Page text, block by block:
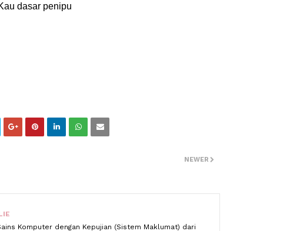
dasar penipu
NEWER
Komputer dengan Kepujian (Sistem Maklumat) dari